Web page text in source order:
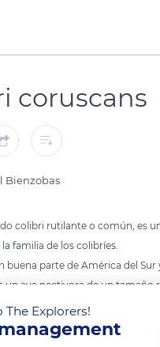
coruscans
Bienzobas
colibri rutilante o común, es
familia de los colibríes.
buena parte de América del Sur
un ave nectivora de un tamaño
con otras aves
Explorers!